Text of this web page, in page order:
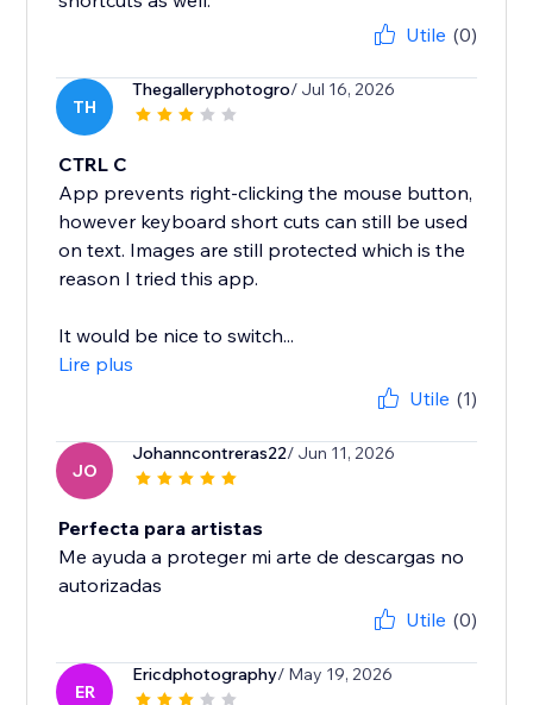
Utile (0)
TH
Thegalleryphotogro/ Jul 16, 2026
CTRL C
App prevents right-clicking the mouse button,
however keyboard short cuts can still be used
on text. Images are still protected which is the
reason I tried this app.
It would be nice to switch...
Lire plus
Utile (1)
JO
Johanncontreras22/ Jun 11, 2026
Perfecta para artistas
Me ayuda a proteger mi arte de descargas no
autorizadas
Utile (0)
ER
Ericdphotography/ May 19, 2026